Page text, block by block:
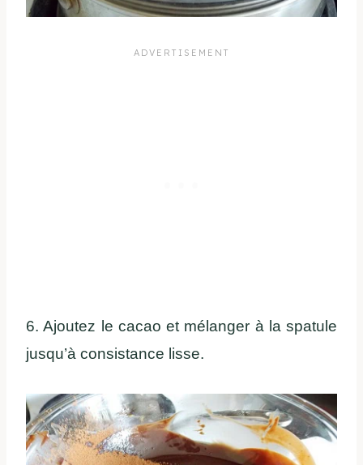
6. Ajoutez le cacao et mélanger à la spatule
jusqu’à consistance lisse.